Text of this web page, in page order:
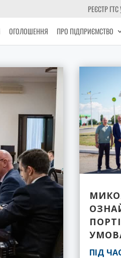
РЕЄСТР ГТС
ОГОЛОШЕННЯ ПРО ПІДПРИЄМСТВО
ПІД